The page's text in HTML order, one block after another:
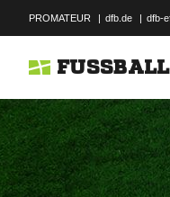
PROMATEUR | dfb.de | dfb-